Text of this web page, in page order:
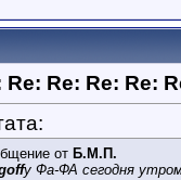
Re: Re: Re: Re:
от Б.М.П.
у Фа-ФА сегодня